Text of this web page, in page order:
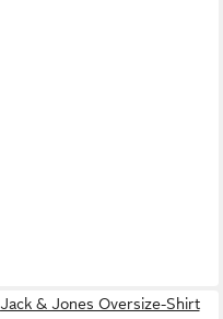
Jack & Jones Oversize-Shirt